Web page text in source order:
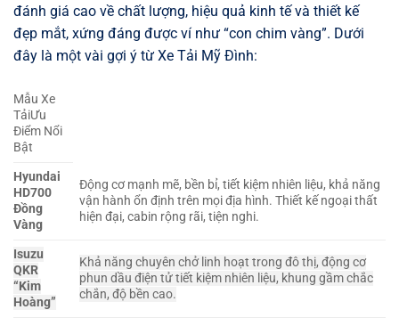
đánh giá cao về chất lượng, hiệu quả kinh tế và thiết kế
đẹp mắt, xứng đáng được ví như “con chim vàng”. Dưới
đây là một vài gợi ý từ Xe Tải Mỹ Đình:
Mẫu Xe
TảiƯu
Điểm Nổi
Bật
Hyundai
HD700
Đồng
Vàng
Động cơ mạnh mẽ, bền bỉ, tiết kiệm nhiên liệu, khả năng
vận hành ổn định trên mọi địa hình. Thiết kế ngoại thất
hiện đại, cabin rộng rãi, tiện nghi.
Isuzu
QKR
“Kim
Hoàng”
Khả năng chuyên chở linh hoạt trong đô thị, động cơ
phun dầu điện tử tiết kiệm nhiên liệu, khung gầm chắc
chắn, độ bền cao.